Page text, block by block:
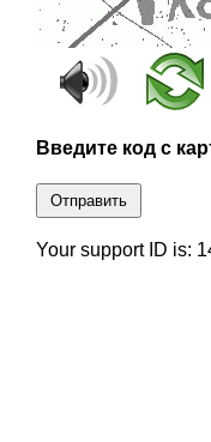
Введите код с
Отправить
Your support ID is: